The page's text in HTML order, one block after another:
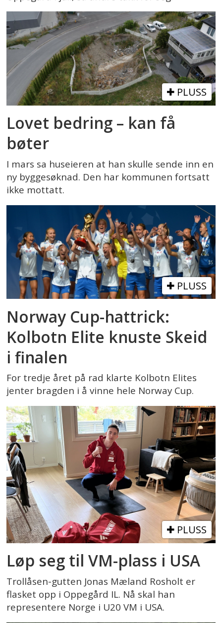
PLUSS
Lovet bedring – kan få
bøter
I mars sa huseieren at han skulle sende inn en
ny byggesøknad. Den har kommunen fortsatt
ikke mottatt.
PLUSS
Norway Cup-hattrick:
Kolbotn Elite knuste Skeid
i finalen
For tredje året på rad klarte Kolbotn Elites
jenter bragden i å vinne hele Norway Cup.
PLUSS
Løp seg til VM-plass i USA
Trollåsen-gutten Jonas Mæland Rosholt er
flasket opp i Oppegård IL. Nå skal han
representere Norge i U20 VM i USA.